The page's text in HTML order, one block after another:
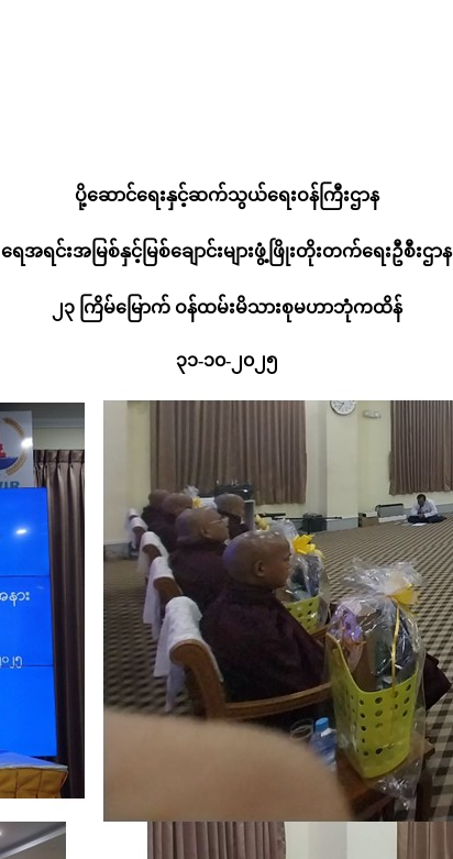
ပို့ဆောင်ရေးနှင့်ဆက်သွယ်ရေးဝန်ကြီးဌာန
ရေအရင်းအမြစ်နှင့်မြစ်ချောင်းများဖွံ့ဖြိုးတိုးတက်ရေးဦစီးဌာန
၂၃ ကြိမ်မြောက် ဝန်ထမ်းမိသားစုမဟာဘုံကထိန်
၃၁-၁၀-၂၀၂၅